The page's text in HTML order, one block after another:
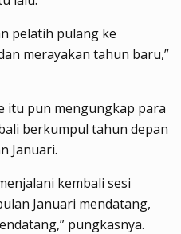
pelatih pulang ke
merayakan tahun baru,”
itu pun mengungkap para
berkumpul tahun depan
Januari.
kembali sesi
Januari mendatang,
pungkasnya.